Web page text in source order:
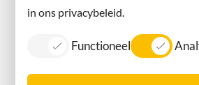
in ons privacybeleid.
Functioneel